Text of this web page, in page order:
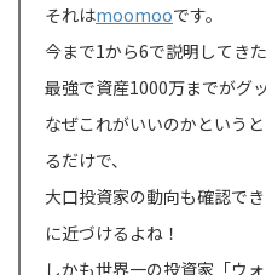
それはmoomooです。
今まで1から6で説明してき
最強で資産1000万までがグ
なぜこれがいいのかという
るだけで、
大口投資家の動向も確認で
に近づけるよね！
しかも世界一の投資家「ウ